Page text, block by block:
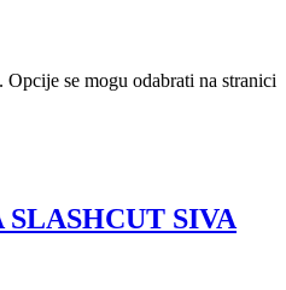
se mogu odabrati na stranici
SIVA